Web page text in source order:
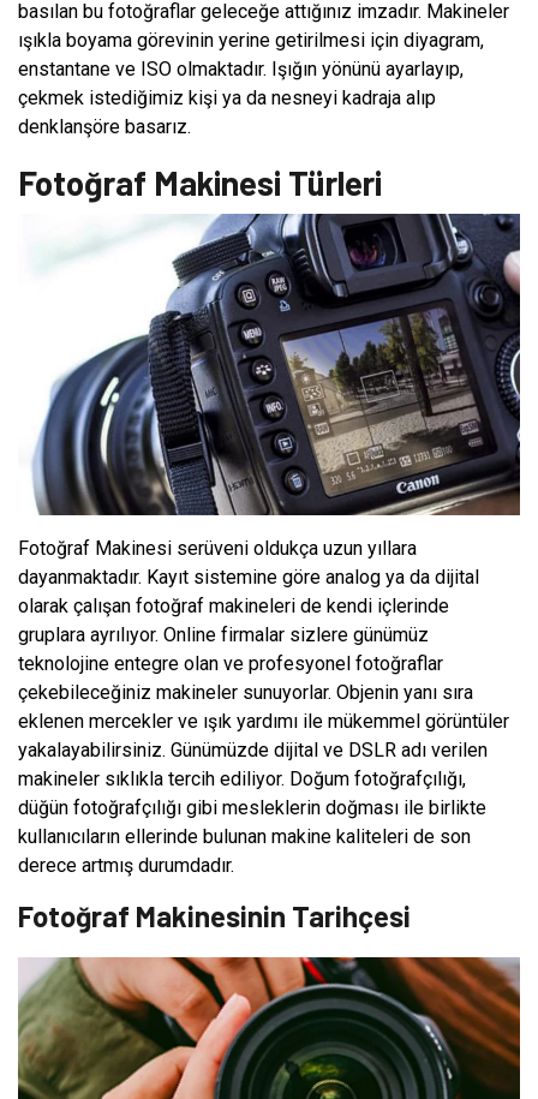
basılan bu fotoğraflar geleceğe attığınız imzadır. Makineler
ışıkla boyama görevinin yerine getirilmesi için diyagram,
enstantane ve ISO olmaktadır. Işığın yönünü ayarlayıp,
çekmek istediğimiz kişi ya da nesneyi kadraja alıp
denklanşöre basarız.
Fotoğraf Makinesi Türleri
Fotoğraf Makinesi serüveni oldukça uzun yıllara
dayanmaktadır. Kayıt sistemine göre analog ya da dijital
olarak çalışan fotoğraf makineleri de kendi içlerinde
gruplara ayrılıyor. Online firmalar sizlere günümüz
teknolojine entegre olan ve profesyonel fotoğraflar
çekebileceğiniz makineler sunuyorlar. Objenin yanı sıra
eklenen mercekler ve ışık yardımı ile mükemmel görüntüler
yakalayabilirsiniz. Günümüzde dijital ve DSLR adı verilen
makineler sıklıkla tercih ediliyor. Doğum fotoğrafçılığı,
düğün fotoğrafçılığı gibi mesleklerin doğması ile birlikte
kullanıcıların ellerinde bulunan makine kaliteleri de son
derece artmış durumdadır.
Fotoğraf Makinesinin Tarihçesi